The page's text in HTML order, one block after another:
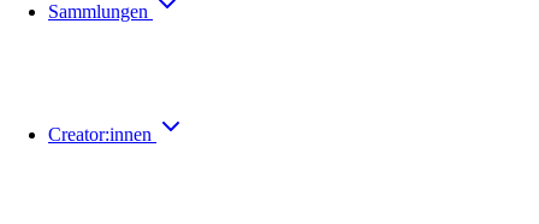
Sammlungen
Creator:innen